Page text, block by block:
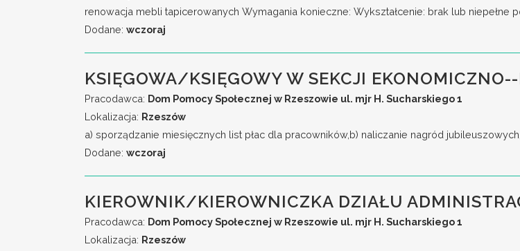
renowacja mebli tapicerowanych Wymagania konieczne: Wykształcenie: brak lub niepełne
Dodane: wczoraj
KSIĘGOWA/KSIĘGOWY W SEKCJI
Pracodawca: Dom Pomocy Społecznej w Rzeszowie ul. mjr H. Sucharskiego 1
Lokalizacja: Rzeszów
a) sporządzanie miesięcznych list płac dla pracowników,b) naliczanie nagród
Dodane: wczoraj
KIEROWNIK/KIEROWNICZKA DZIAŁU
Pracodawca: Dom Pomocy Społecznej w Rzeszowie ul. mjr H. Sucharskiego 1
Lokalizacja: Rzeszów